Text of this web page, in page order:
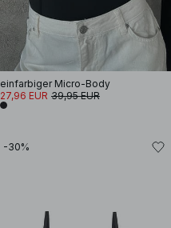
einfarbiger Micro-Body
27,96 EUR 39,95 EUR
-30%